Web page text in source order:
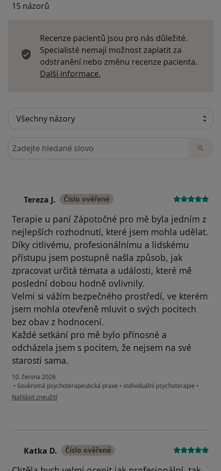
15 názorů
Recenze pacientů jsou pro nás důležité.
Specialisté nemají možnost zaplatit za
odstranění nebo změnu recenze pacienta.
Další informace.
Hledejte v názorech
Tereza J. Číslo ověřené
Terapie u paní Zápotočné pro mě byla jedním z
nejlepších rozhodnutí, které jsem mohla udělat.
Díky citlivému, profesionálnímu a lidskému
přístupu jsem postupně našla způsob, jak
zpracovat určitá témata a události, které mě
poslední dobou hodně ovlivnily.
Velmi si vážím bezpečného prostředí, ve kterém
jsem mohla otevřeně mluvit o svých pocitech
bez obav z hodnocení.
Každé setkání pro mě bylo přínosné a
odcházela jsem s pocitem, že nejsem na své
starosti sama.
10. června 2026
• Soukromá psychoterapeutická praxe • individuální psychoterapie •
podle názoru uživatele Tereza J.
Nahlásit zneužití
Katka D. Číslo ověřené